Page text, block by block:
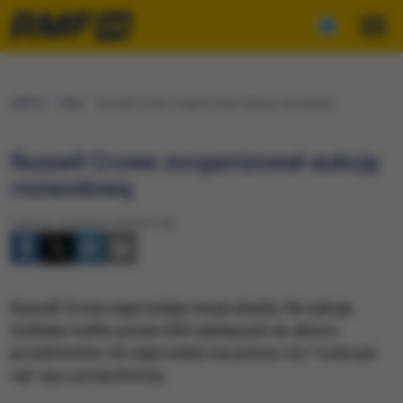
Russell Crowe zorganizował aukcję
rozwodową